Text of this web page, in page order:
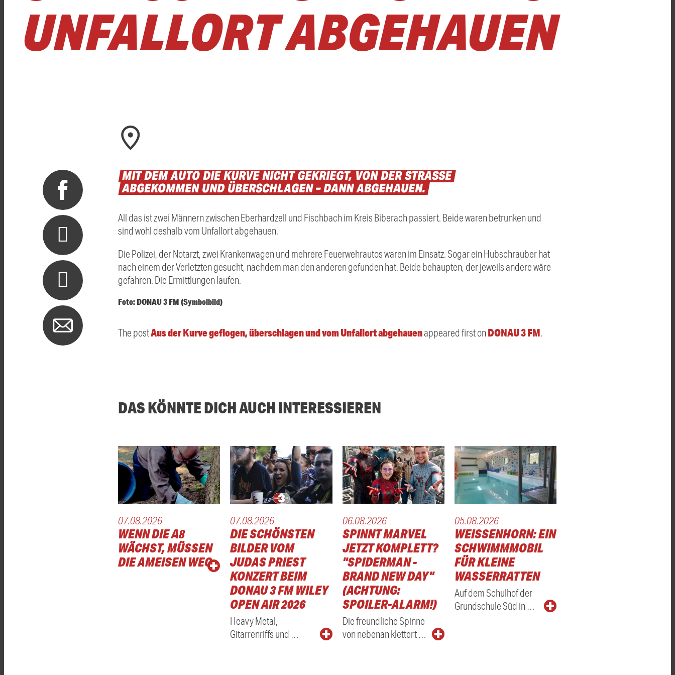
UNFALLORT ABGEHAUEN
MITDEMAUTODIEKURVENICHTGEKRIEGT,VONDERSTRASSE
ABGEKOMMENUNDÜBERSCHLAGEN–DANNABGEHAUEN.
All das ist zwei Männern zwischen Eberhardzell und Fischbach im Kreis Biberach passiert. Beide waren betrunken und
sind wohl deshalb vom Unfallort abgehauen.
Die Polizei, der Notarzt, zwei Krankenwagen und mehrere Feuerwehrautos waren im Einsatz. Sogar ein Hubschrauber hat
nach einem der Verletzten gesucht, nachdem man den anderen gefunden hat. Beide behaupten, der jeweils andere wäre
gefahren. Die Ermittlungen laufen.
Foto: DONAU 3 FM (Symbolbild)
The postAus der Kurve geflogen, überschlagen und vom Unfallort abgehauenappeared first onDONAU 3 FM.
DAS KÖNNTE DICH AUCH INTERESSIEREN
07.08.2026
WENN DIE A8
WÄCHST, MÜSSEN
DIE AMEISEN WEG
07.08.2026
DIE SCHÖNSTEN
BILDER VOM
JUDAS PRIEST
KONZERT BEIM
DONAU 3 FM WILEY
OPEN AIR 2026
Heavy Metal,
Gitarrenriffs und …
06.08.2026
SPINNT MARVEL
JETZT KOMPLETT?
"SPIDERMAN -
BRAND NEW DAY"
(ACHTUNG:
SPOILER-ALARM!)
Die freundliche Spinne
von nebenan klettert …
05.08.2026
WEISSENHORN: EIN S
CHWIMMMOBIL F
ÜR KLEINE W
ASSERRATTEN
Auf dem Schulhof der
Grundschule Süd in …